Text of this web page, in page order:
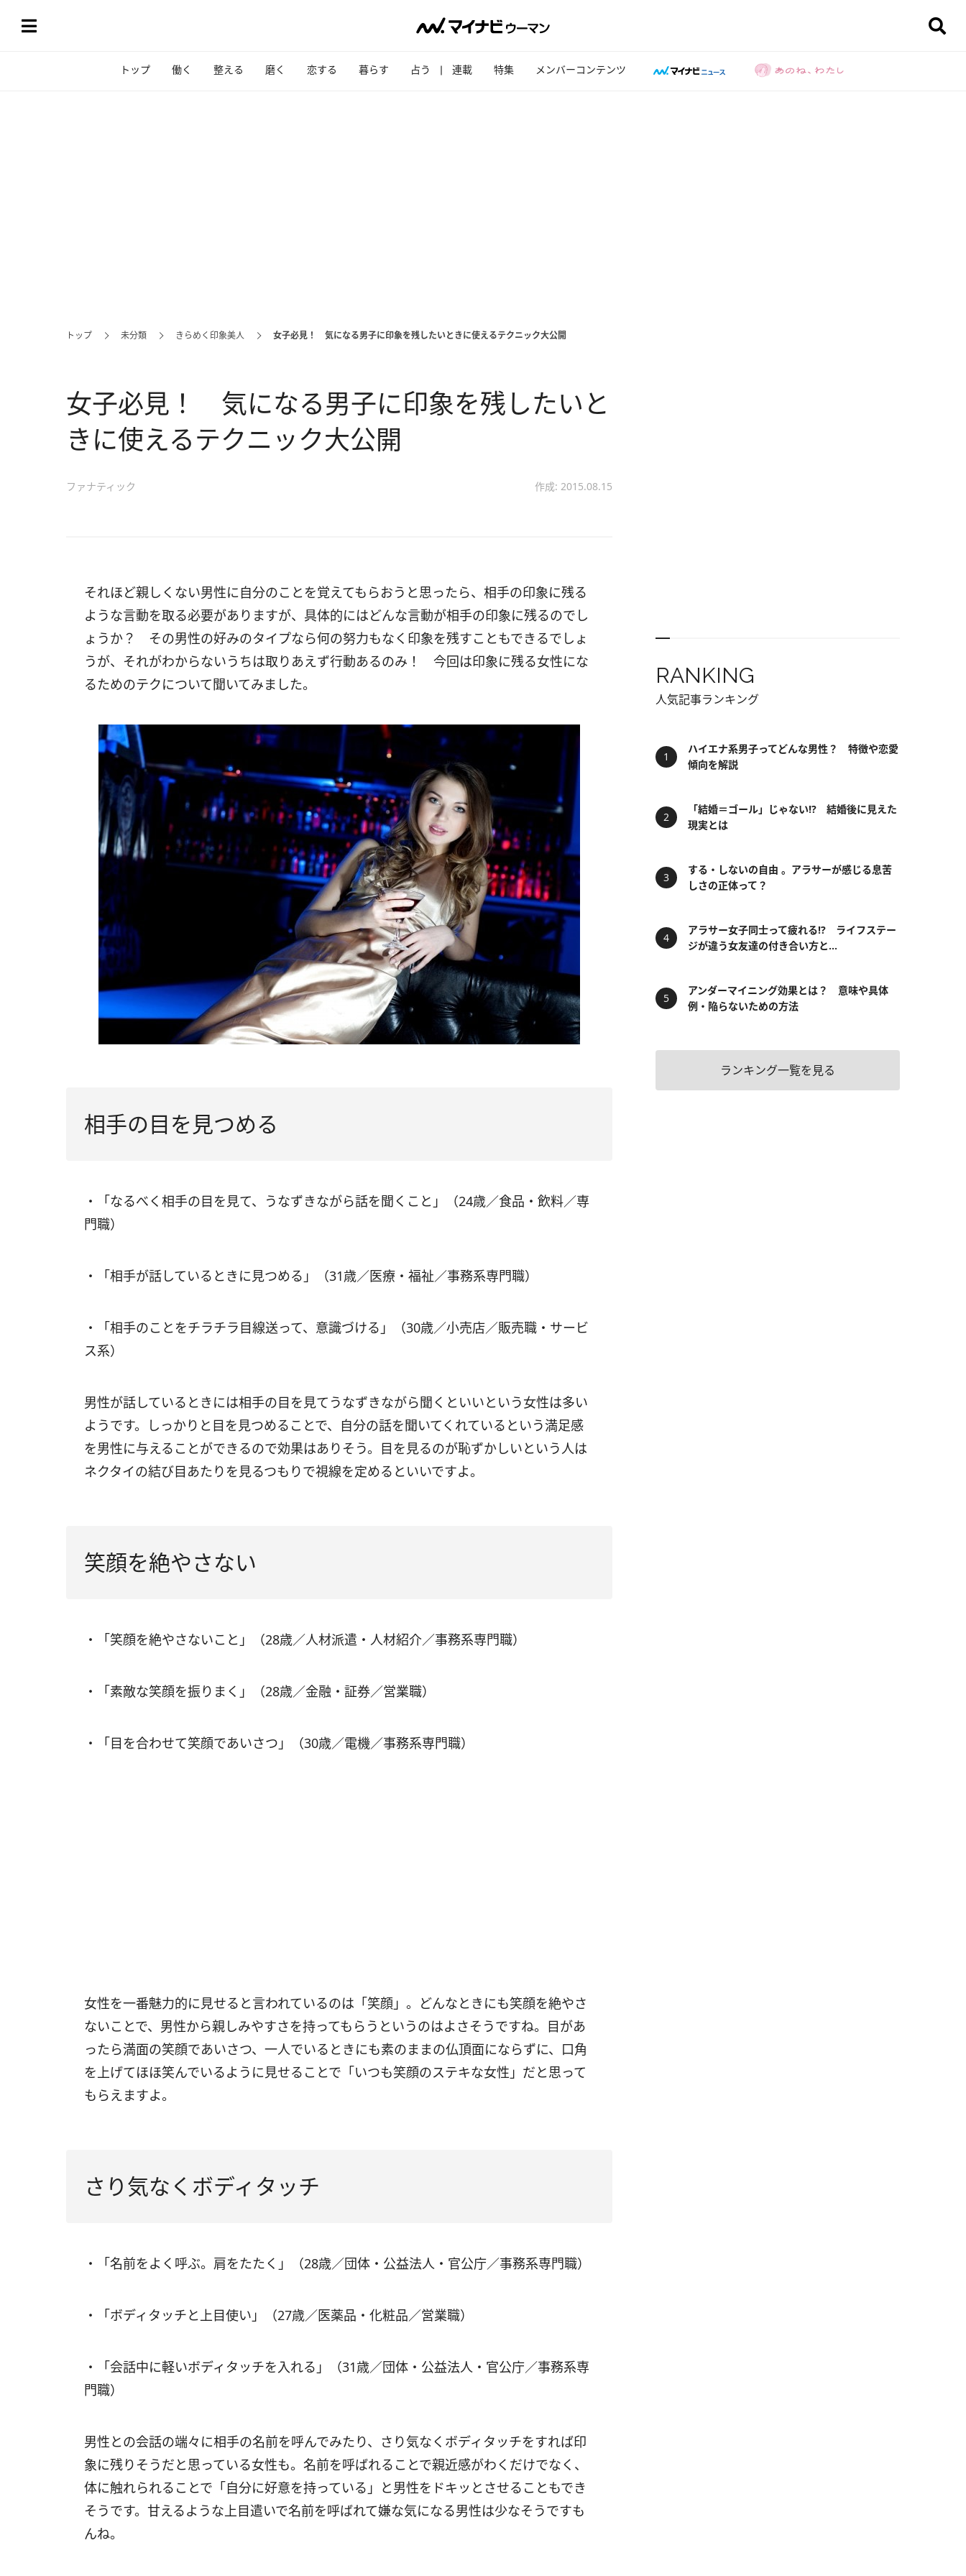
トップ 働く 整える 磨く 恋する 暮らす 占う 連載 特集 メンバーコンテンツ
トップ 未分類 きらめく印象美人 女子必見！ 気になる男子に印象を残したいときに使えるテクニック大公開
女子必見！ 気になる男子に印象を残したいと
きに使えるテクニック大公開
ファナティック 作成: 2015.08.15
それほど親しくない男性に自分のことを覚えてもらおうと思ったら、相手の印象に残る
ような言動を取る必要がありますが、具体的にはどんな言動が相手の印象に残るのでし
ょうか？ その男性の好みのタイプなら何の努力もなく印象を残すこともできるでしょ
うが、それがわからないうちは取りあえず行動あるのみ！ 今回は印象に残る女性にな
るためのテクについて聞いてみました。
相手の目を見つめる
・「なるべく相手の目を見て、うなずきながら話を聞くこと」（24歳／食品・飲料／専
門職）
・「相手が話しているときに見つめる」（31歳／医療・福祉／事務系専門職）
・「相手のことをチラチラ目線送って、意識づける」（30歳／小売店／販売職・サービ
ス系）
男性が話しているときには相手の目を見てうなずきながら聞くといいという女性は多い
ようです。しっかりと目を見つめることで、自分の話を聞いてくれているという満足感
を男性に与えることができるので効果はありそう。目を見るのが恥ずかしいという人は
ネクタイの結び目あたりを見るつもりで視線を定めるといいですよ。
笑顔を絶やさない
・「笑顔を絶やさないこと」（28歳／人材派遣・人材紹介／事務系専門職）
・「素敵な笑顔を振りまく」（28歳／金融・証券／営業職）
・「目を合わせて笑顔であいさつ」（30歳／電機／事務系専門職）
女性を一番魅力的に見せると言われているのは「笑顔」。どんなときにも笑顔を絶やさ
ないことで、男性から親しみやすさを持ってもらうというのはよさそうですね。目があ
ったら満面の笑顔であいさつ、一人でいるときにも素のままの仏頂面にならずに、口角
を上げてほほ笑んでいるように見せることで「いつも笑顔のステキな女性」だと思って
もらえますよ。
さり気なくボディタッチ
・「名前をよく呼ぶ。肩をたたく」（28歳／団体・公益法人・官公庁／事務系専門職）
・「ボディタッチと上目使い」（27歳／医薬品・化粧品／営業職）
・「会話中に軽いボディタッチを入れる」（31歳／団体・公益法人・官公庁／事務系専
門職）
男性との会話の端々に相手の名前を呼んでみたり、さり気なくボディタッチをすれば印
象に残りそうだと思っている女性も。名前を呼ばれることで親近感がわくだけでなく、
体に触れられることで「自分に好意を持っている」と男性をドキッとさせることもでき
そうです。甘えるような上目遣いで名前を呼ばれて嫌な気になる男性は少なそうですも
んね。
RANKING
人気記事ランキング
ハイエナ系男子ってどんな男性？ 特徴や恋愛
傾向を解説
「結婚＝ゴール」じゃない⁉ 結婚後に見えた
現実とは
する・しないの自由 。アラサーが感じる息苦
しさの正体って？
アラサー女子同士って疲れる⁉ ライフステー
ジが違う女友達の付き合い方と...
アンダーマイニング効果とは？ 意味や具体
例・陥らないための方法
ランキング一覧を見る